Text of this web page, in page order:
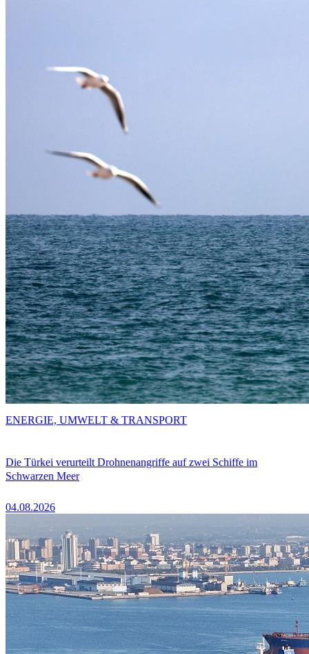
Die Türkei verurteilt Drohnenangriffe auf zwei Schiffe im
Schwarzen Meer
04.08.2026
ENERGIE, UMWELT & TRANSPORT